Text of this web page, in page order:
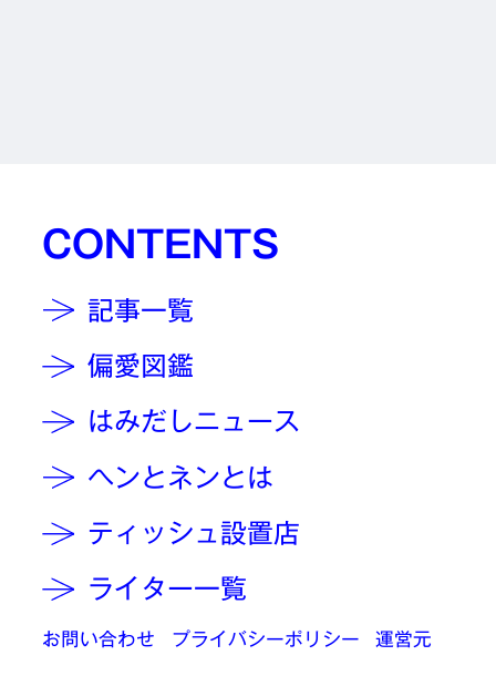
CONTENTS
記事一覧
偏愛図鑑
はみだしニュース
ヘンとネンとは
ティッシュ設置店
ライター一覧
お問い合わせ プライバシーポリシー 運営元